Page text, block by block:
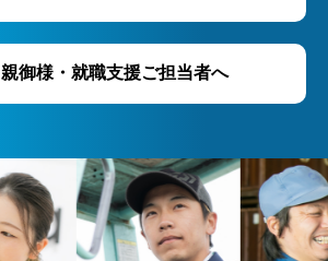
親御様・就職支援ご担当者へ